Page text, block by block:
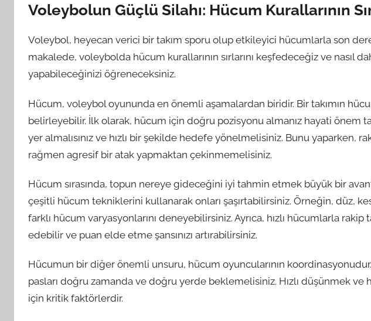
Voleybolun Güçlü Silahı: Hücum Kurallarının
Voleybol, heyecan verici bir takım sporu olup etkileyici hücumlarla son
makalede, voleybolda hücum kurallarının sırlarını keşfedeceğiz ve nasıl
yapabileceğinizi öğreneceksiniz.
Hücum, voleybol oyununda en önemli aşamalardan biridir. Bir takımın
belirleyebilir. İlk olarak, hücum için doğru pozisyonu almanız hayati önem
yer almalısınız ve hızlı bir şekilde hedefe yönelmelisiniz. Bunu yaparken,
rağmen agresif bir atak yapmaktan çekinmemelisiniz.
Hücum sırasında, topun nereye gideceğini iyi tahmin etmek büyük bir
çeşitli hücum tekniklerini kullanarak onları şaşırtabilirsiniz. Örneğin, düz,
farklı hücum varyasyonlarını deneyebilirsiniz. Ayrıca, hızlı hücumlarla rakip
edebilir ve puan elde etme şansınızı artırabilirsiniz.
Hücumun bir diğer önemli unsuru, hücum oyuncularının
pasları doğru zamanda ve doğru yerde beklemelisiniz. Hızlı düşünmek ve
için kritik faktörlerdir.